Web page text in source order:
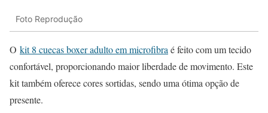
Foto Reprodução
O kit 8 cuecas boxer adulto em microfibraé feito com um tecido
confortável, proporcionando maior liberdade de movimento. Este
kit também oferece cores sortidas, sendo uma ótima opção de
presente.